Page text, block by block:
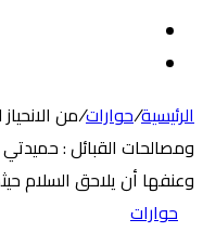
الرئيسية/حوارات/من
ومصالحات القبائل :
وعنفها أن يلاحق السلام
حوارات